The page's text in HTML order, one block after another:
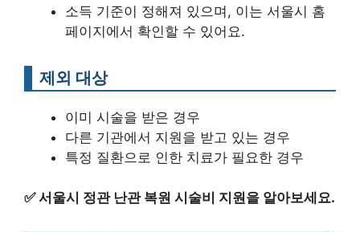
소득 기준이 정해져 있으며, 이는 서울시 홈
페이지에서 확인할 수 있어요.
제외 대상
이미 시술을 받은 경우
다른 기관에서 지원을 받고 있는 경우
특정 질환으로 인한 치료가 필요한 경우
✅서울시 정관 난관 복원 시술비 지원을 알아보세요.